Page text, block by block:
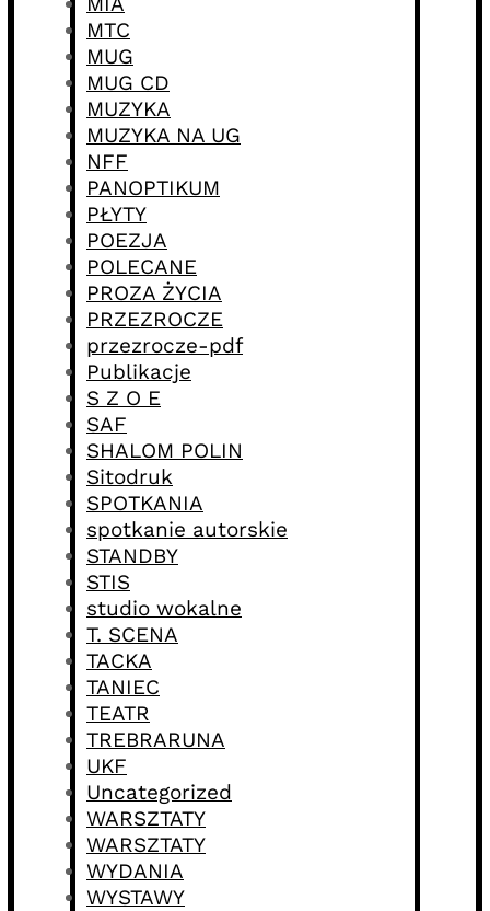
MTC
MUG
MUG CD
MUZYKA
MUZYKA NA UG
NFF
PANOPTIKUM
PŁYTY
POEZJA
POLECANE
PROZA ŻYCIA
PRZEZROCZE
przezrocze-pdf
Publikacje
S Z O E
SAF
SHALOM POLIN
Sitodruk
SPOTKANIA
spotkanie autorskie
STANDBY
STIS
studio wokalne
T. SCENA
TACKA
TANIEC
TEATR
TREBRARUNA
UKF
Uncategorized
WARSZTATY
WARSZTATY
WYDANIA
WYSTAWY